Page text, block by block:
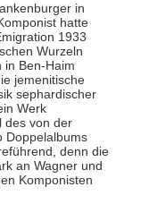
in
hatte
1933
Wurzeln
in Ben-Haim
jemenitische
sephardischer
Werk
des von der
Doppelalbums
denn die
an Wagner und
Komponisten